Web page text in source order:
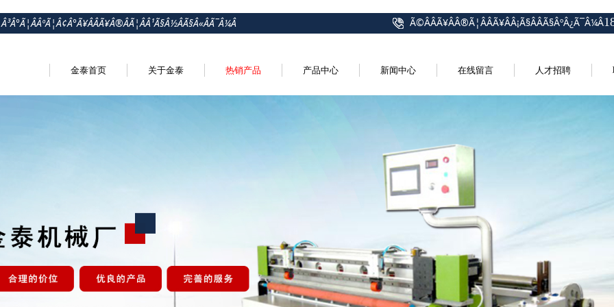
Ã©ÂÂÃ¥ÂÂ®Ã¦ÂÂÃ¥ÂÂ¡Ã§ÂÂ­Ã§ÂºÂ¿Ã¯Â¼Â
金泰首页 关于金泰 热销产品 产品中心 新闻中心 在线留言 人才招聘